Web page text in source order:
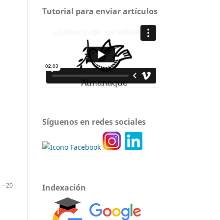
- 20
Tutorial para enviar artículos
Síguenos en redes sociales
Indexación